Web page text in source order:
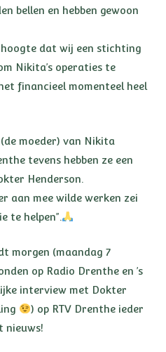
bellen en hebben gewoon
hoogte dat wij een stichting
Nikita’s operaties te
financieel momenteel heel
moeder) van Nikita
tevens hebben ze een
Henderson.
aan mee wilde werken zei
te helpen”.
morgen (maandag 7
op Radio Drenthe en ’s
interview met Dokter
) op RTV Drenthe ieder
nieuws!